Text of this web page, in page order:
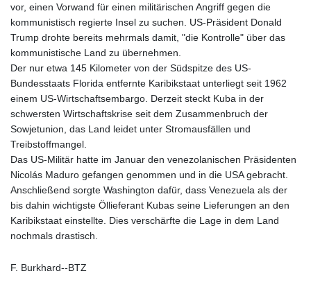
vor, einen Vorwand für einen militärischen Angriff gegen die
kommunistisch regierte Insel zu suchen. US-Präsident Donald
Trump drohte bereits mehrmals damit, "die Kontrolle" über das
kommunistische Land zu übernehmen.
Der nur etwa 145 Kilometer von der Südspitze des US-
Bundesstaats Florida entfernte Karibikstaat unterliegt seit 1962
einem US-Wirtschaftsembargo. Derzeit steckt Kuba in der
schwersten Wirtschaftskrise seit dem Zusammenbruch der
Sowjetunion, das Land leidet unter Stromausfällen und
Treibstoffmangel.
Das US-Militär hatte im Januar den venezolanischen Präsidenten
Nicolás Maduro gefangen genommen und in die USA gebracht.
Anschließend sorgte Washington dafür, dass Venezuela als der
bis dahin wichtigste Öllieferant Kubas seine Lieferungen an den
Karibikstaat einstellte. Dies verschärfte die Lage in dem Land
nochmals drastisch.
F. Burkhard--BTZ